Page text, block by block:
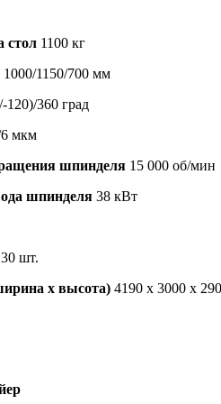
стол 1100 кг
1000/1150/700 мм
120)/360 град
мкм
шпинделя 15 000 об/мин
шпинделя 38 кВт
30 шт.
х высота) 4190 x 3000 x